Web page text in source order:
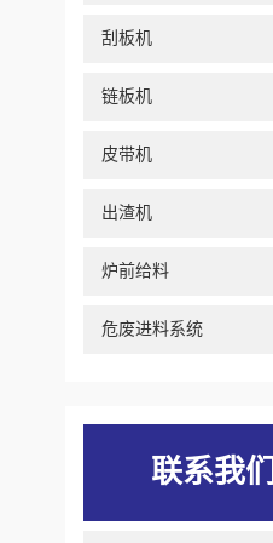
刮板机
链板机
皮带机
出渣机
炉前给料
危废进料系统
联系我们